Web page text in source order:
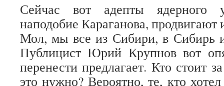
Сейчас вот адепты ядерного
наподобие Караганова,
Мол, мы все из Сибири, в Сибирь
Публицист Юрий Крупнов вот
перенести предлагает. Кто стоит
это нужно? Вероятно, те, кто